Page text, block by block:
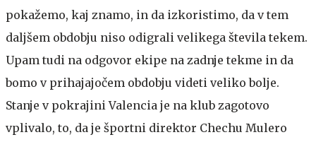
pokažemo, kaj znamo, in da izkoristimo, da v tem
daljšem obdobju niso odigrali velikega števila tekem.
Upam tudi na odgovor ekipe na zadnje tekme in da
bomo v prihajajočem obdobju videti veliko bolje.
Stanje v pokrajini Valencia je na klub zagotovo
vplivalo, to, da je športni direktor Chechu Mulero